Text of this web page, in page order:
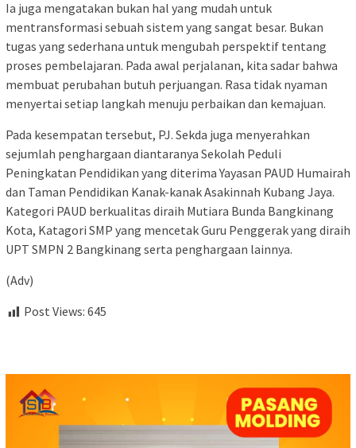
Ia juga mengatakan bukan hal yang mudah untuk
mentransformasi sebuah sistem yang sangat besar. Bukan
tugas yang sederhana untuk mengubah perspektif tentang
proses pembelajaran. Pada awal perjalanan, kita sadar bahwa
membuat perubahan butuh perjuangan. Rasa tidak nyaman
menyertai setiap langkah menuju perbaikan dan kemajuan.
Pada kesempatan tersebut, PJ. Sekda juga menyerahkan
sejumlah penghargaan diantaranya Sekolah Peduli
Peningkatan Pendidikan yang diterima Yayasan PAUD Humairah
dan Taman Pendidikan Kanak-kanak Asakinnah Kubang Jaya.
Kategori PAUD berkualitas diraih Mutiara Bunda Bangkinang
Kota, Katagori SMP yang mencetak Guru Penggerak yang diraih
UPT SMPN 2 Bangkinang serta penghargaan lainnya.
(Adv)
Post Views: 645